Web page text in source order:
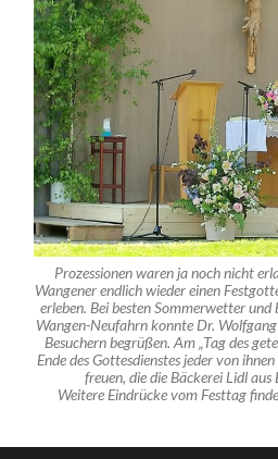
Prozessionen waren ja noch nicht
Wangener endlich wieder einen
erleben. Bei besten Sommerwetter
Wangen-Neufahrn konnte Dr.
Besuchern begrüßen. Am „Tag des
Ende des Gottesdienstes jeder von
freuen, die die Bäckerei Lidl
Weitere Eindrücke vom Festtag